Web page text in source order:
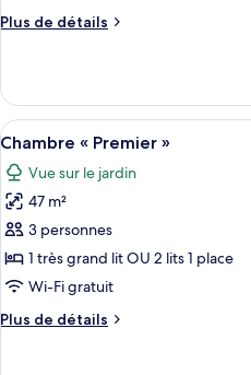
chambre :
Plus de détails
Plus
le
type
de
Chambre
Deluxe
Afficher
toutes
les
photos
pour
ce
type
chambre :
6
Chambre « Premier »
Vue sur le jardin
47 m²
3 personnes
1 très grand lit OU 2 lits 1 place
Wi-Fi gratuit
Plus de détails
Plus